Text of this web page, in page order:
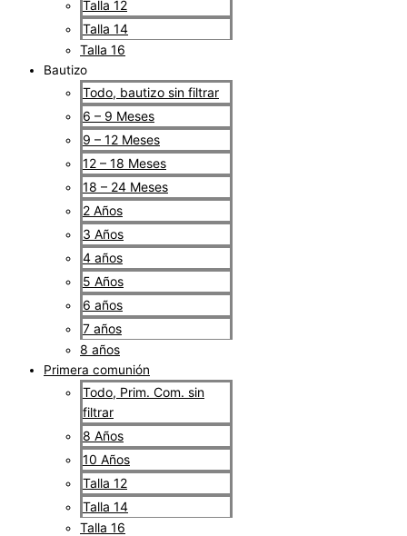
Talla 12
Talla 14
Talla 16
Bautizo
Todo, bautizo sin filtrar
6 – 9 Meses
9 – 12 Meses
12 – 18 Meses
18 – 24 Meses
2 Años
3 Años
4 años
5 Años
6 años
7 años
8 años
Primera comunión
Todo, Prim. Com. sin
filtrar
8 Años
10 Años
Talla 12
Talla 14
Talla 16